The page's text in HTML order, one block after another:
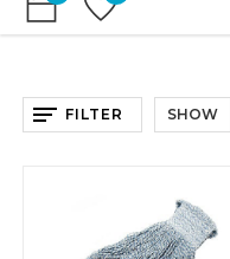
FILTER SHOW